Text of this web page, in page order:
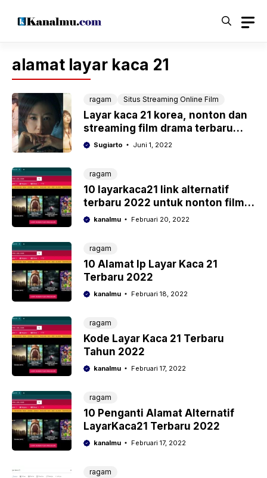
alamat layar kaca 21
ragam Situs Streaming Online Film
Layar kaca 21 korea, nonton dan
streaming film drama terbaru
2022
Sugiarto Juni 1, 2022
ragam
10 layarkaca21 link alternatif
terbaru 2022 untuk nonton film
online
kanalmu Februari 20, 2022
ragam
10 Alamat Ip Layar Kaca 21
Terbaru 2022
kanalmu Februari 18, 2022
ragam
Kode Layar Kaca 21 Terbaru
Tahun 2022
kanalmu Februari 17, 2022
ragam
10 Penganti Alamat Alternatif
LayarKaca21 Terbaru 2022
kanalmu Februari 17, 2022
ragam